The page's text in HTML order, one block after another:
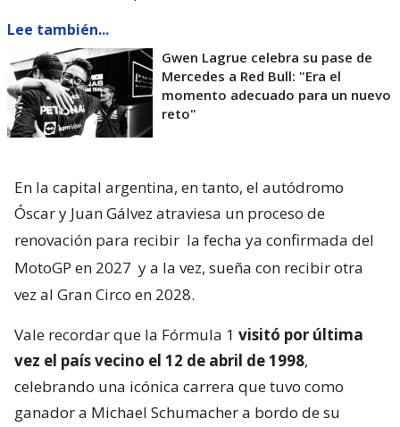
Lee también...
Gwen Lagrue celebra su pase de
Mercedes a Red Bull: "Era el
momento adecuado para un nuevo
reto"
En la capital argentina, en tanto, el autódromo
Óscar y Juan Gálvez atraviesa un proceso de
renovación para recibir la fecha ya confirmada del
MotoGP en 2027 y a la vez, sueña con recibir otra
vez al Gran Circo en 2028.
Vale recordar que la Fórmula 1 visitó por última
vez el país vecino el 12 de abril de 1998,
celebrando una icónica carrera que tuvo como
ganador a Michael Schumacher a bordo de su